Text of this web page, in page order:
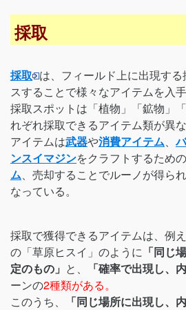
採取
採取 は、フィールド上に出現す
スすることで様々なアイテムを入
採取スポットは「植物」「鉱物」
れぞれ採取できるアイテム類が異な
アイテムは武器や消費アイテム、
ンスイマジンをクラフトするため
ム、売却することでルーノが得ら
なっている。
採取で獲得できるアイテムは、例え
の「草原ヒスイ」のように 「同じ
定のもの」 と、 「確率で出現し、
ーンの2種類がある。
このうち、
「同じ場所に出現し、